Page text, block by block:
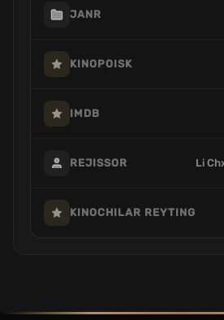
JANR
KINOPOISK
IMDB
REJISSOR Li
KINOCHILAR REYTING